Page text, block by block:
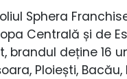
Sphera
Centrală și de
brandul deține 16
Ploiești, Bacău,